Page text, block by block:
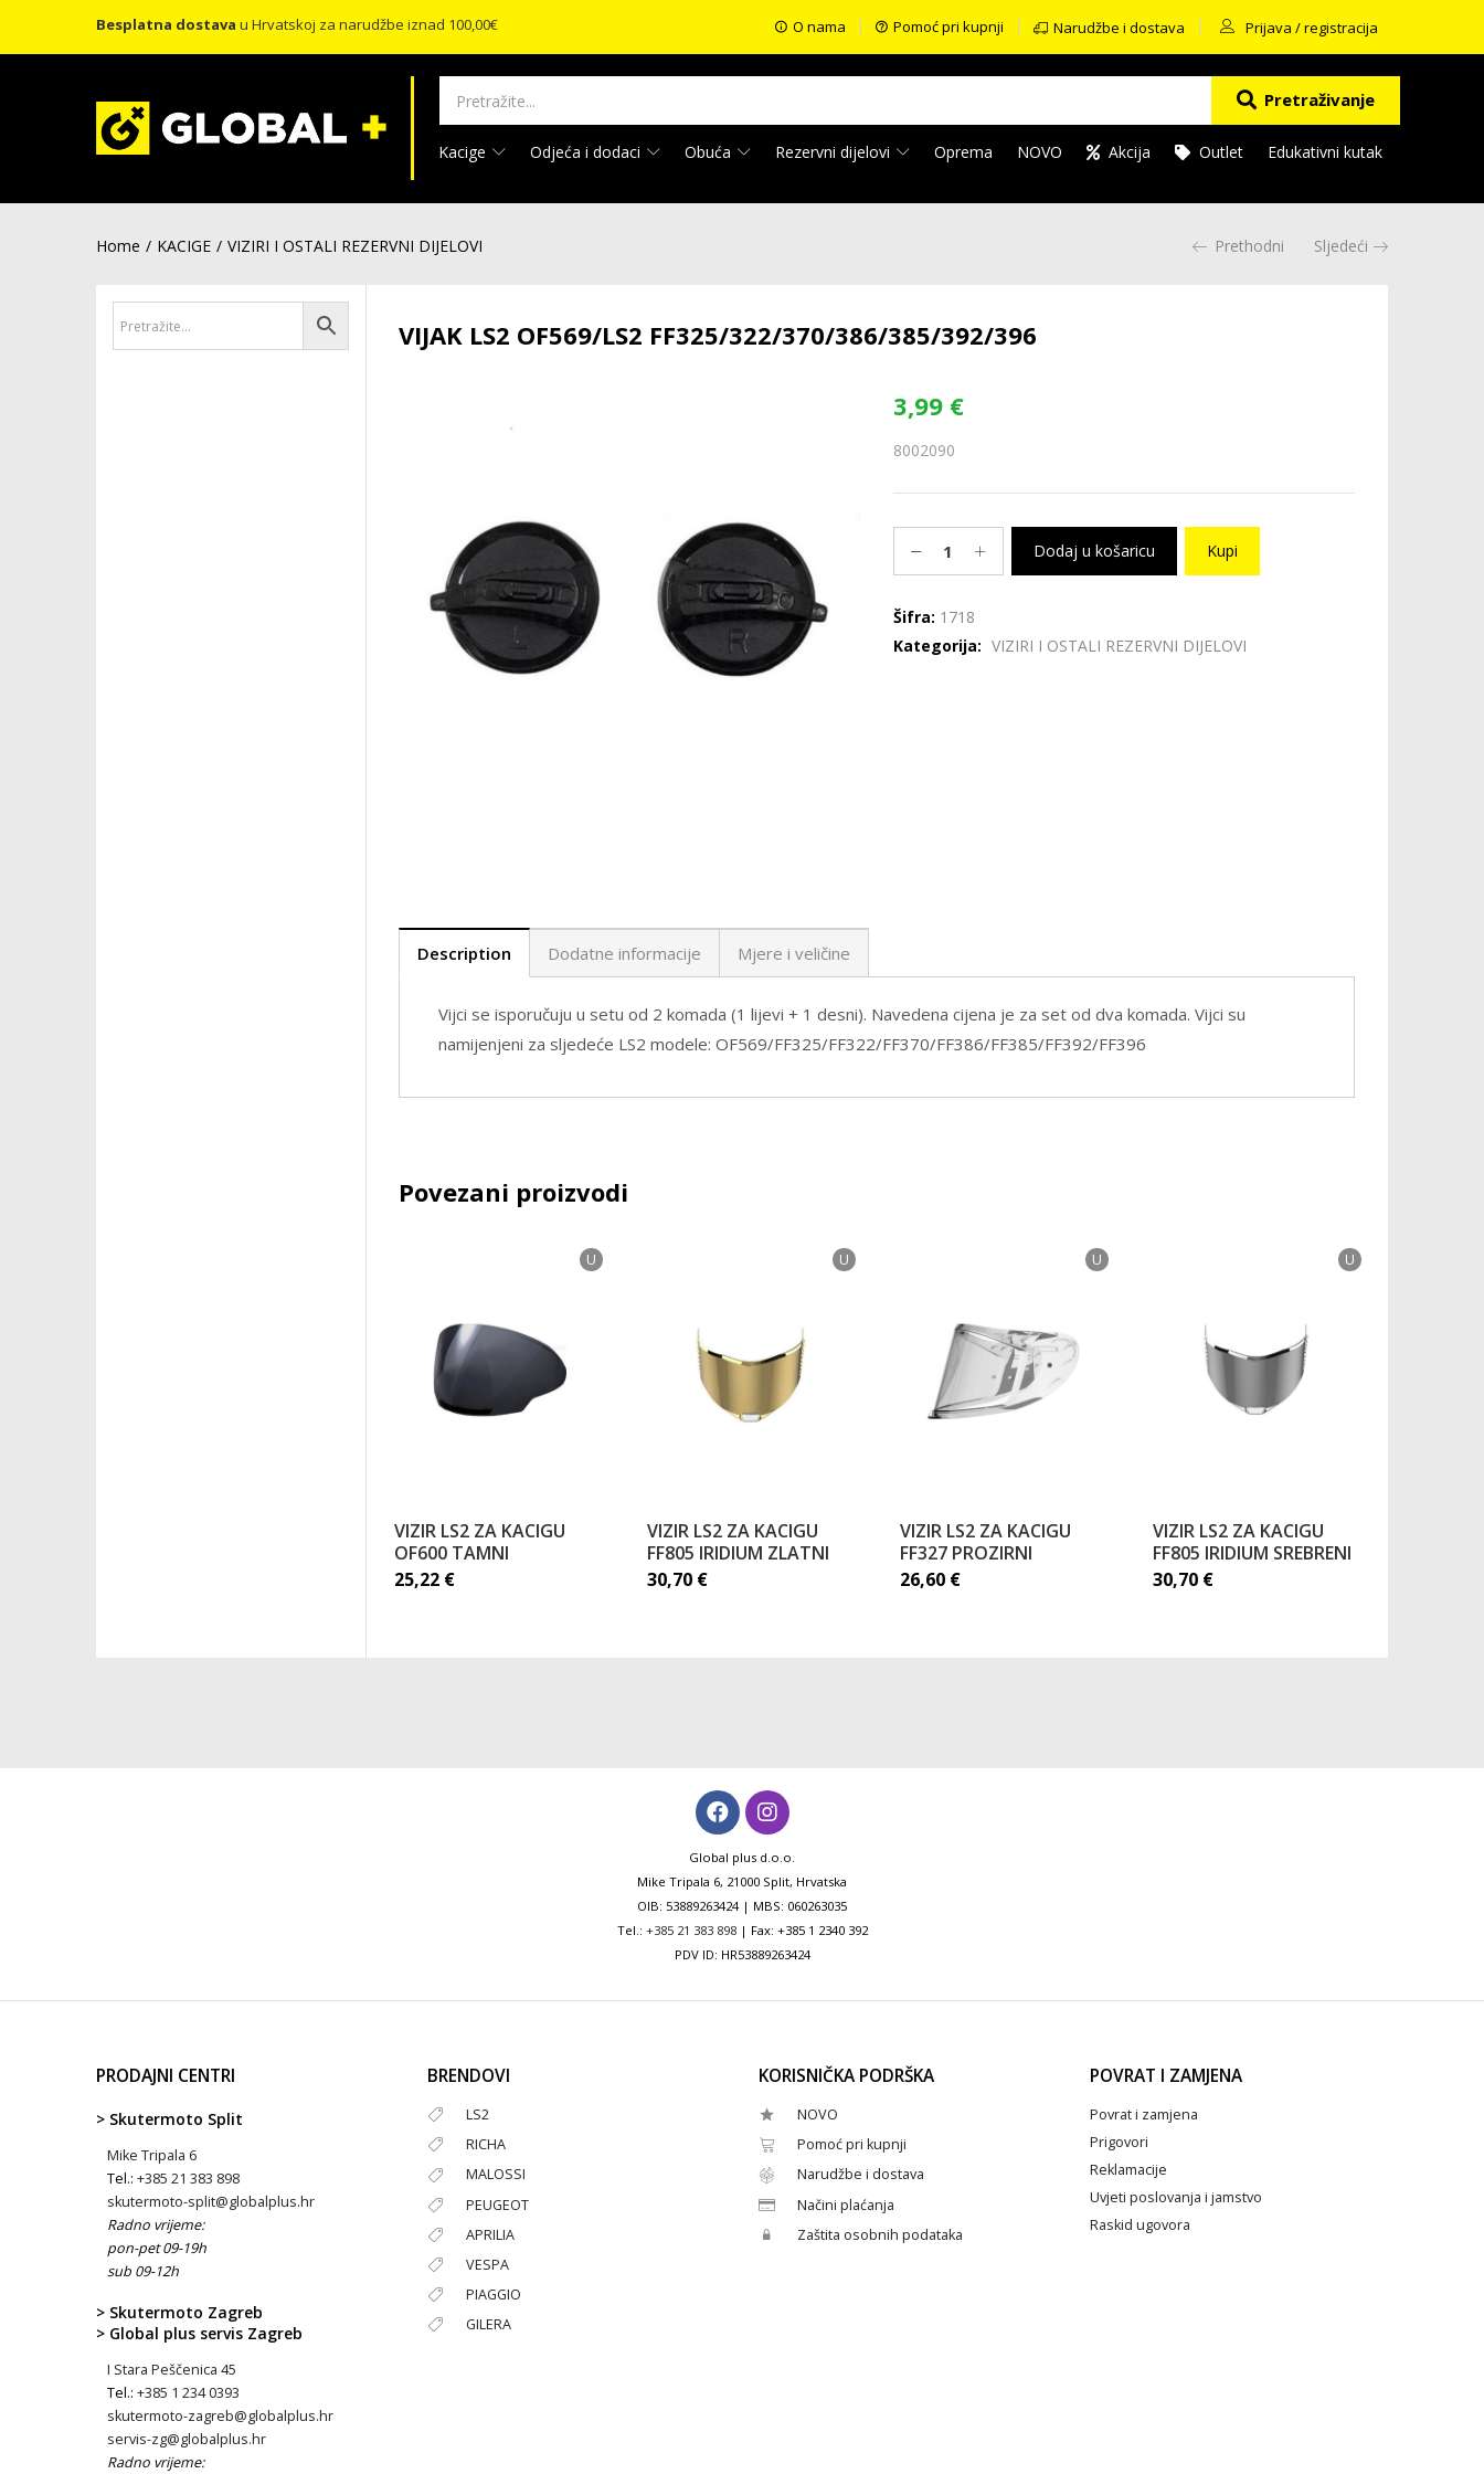
Besplatna dostava u Hrvatskoj za narudžbe iznad 100,00€ O nama Pomoć pri kupnji Narudžbe i dostava Prijava / registracija
Pretraživanje
Kacige Odjeća i dodaci Obuća Rezervni dijelovi Oprema NOVO Akcija Outlet Edukativni kutak
Home KACIGE VIZIRI I OSTALI REZERVNI DIJELOVI Prethodni Sljedeći
VIJAK LS2 OF569/LS2 FF325/322/370/386/385/392/396
3,99 €
8002090
Dodaj u košaricu Kupi
Šifra: 1718
Kategorija: VIZIRI I OSTALI REZERVNI DIJELOVI
Description Dodatne informacije Mjere i veličine
Vijci se isporučuju u setu od 2 komada (1 lijevi + 1 desni). Navedena cijena je za set od dva komada. Vijci su
namijenjeni za sljedeće LS2 modele: OF569/FF325/FF322/FF370/FF386/FF385/FF392/FF396
Povezani proizvodi
U
VIZIR LS2 ZA KACIGU
OF600 TAMNI
25,22 €
U
VIZIR LS2 ZA KACIGU
FF805 IRIDIUM ZLATNI
30,70 €
U
VIZIR LS2 ZA KACIGU
FF327 PROZIRNI
26,60 €
U
VIZIR LS2 ZA KACIGU
FF805 IRIDIUM SREBRENI
30,70 €
Global plus d.o.o.
Mike Tripala 6, 21000 Split, Hrvatska
OIB: 53889263424 | MBS: 060263035
Tel.: +385 21 383 898| Fax: +385 1 2340 392
PDV ID: HR53889263424
PRODAJNI CENTRI
> Skutermoto Split
Mike Tripala 6
Tel.: +385 21 383 898
skutermoto-split@globalplus.hr
Radno vrijeme:
pon-pet 09-19h
sub 09-12h
> Skutermoto Zagreb
> Global plus servis Zagreb
I Stara Peščenica 45
Tel.: +385 1 234 0393
skutermoto-zagreb@globalplus.hr
servis-zg@globalplus.hr
Radno vrijeme:
BRENDOVI
LS2
RICHA
MALOSSI
PEUGEOT
APRILIA
VESPA
PIAGGIO
GILERA
KORISNIČKA PODRŠKA
NOVO
Pomoć pri kupnji
Narudžbe i dostava
Načini plaćanja
Zaštita osobnih podataka
POVRAT I ZAMJENA
Povrat i zamjena
Prigovori
Reklamacije
Uvjeti poslovanja i jamstvo
Raskid ugovora